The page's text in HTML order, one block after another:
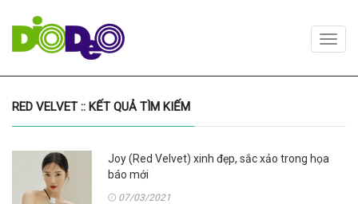
RED VELVET :: KẾT QUẢ TÌM KIẾM
Joy (Red Velvet) xinh đẹp, sắc xảo trong họa
báo mới
07/03/2021